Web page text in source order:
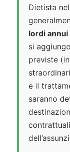
Dietista
lordi annui
si
previste
e il
saranno